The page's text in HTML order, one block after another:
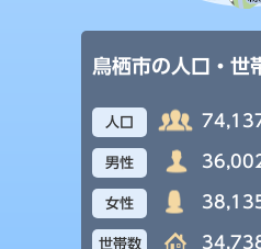
鳥栖市の人口・世
人口
男性
女性
世帯数